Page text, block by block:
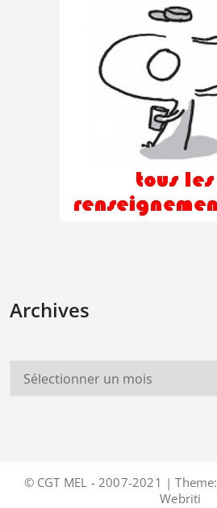
Archives
© CGT MEL - 2007-2021 | Theme:
Webriti